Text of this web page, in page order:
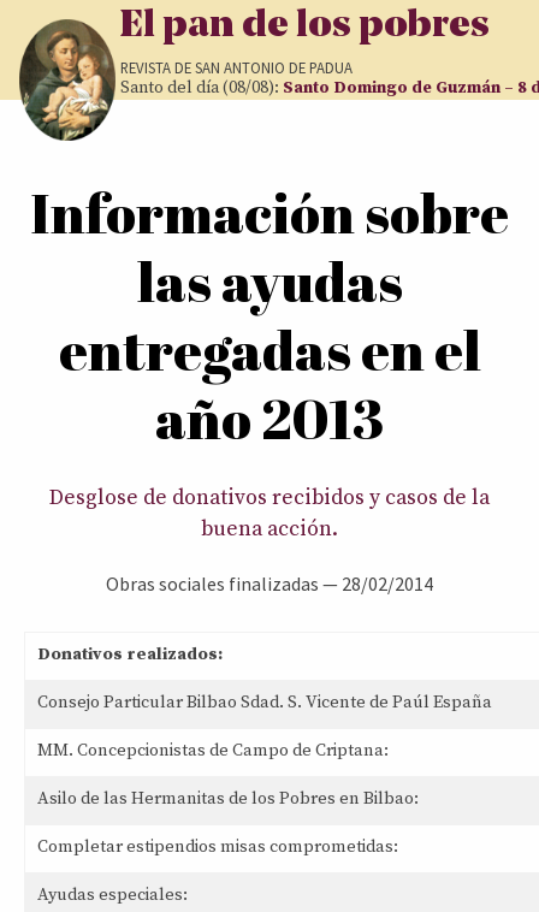
Pasar al contenido principal
El pan de los pobres
REVISTA DESAN ANTONIO DE PADUA
Santo del día (08/08): Santo Domingo de Guzmán – 8
Información sobre
las ayudas
entregadas en el
año 2013
Desglose de donativos recibidos y casos de la
buena acción.
Obras sociales finalizadas — 28/02/2014
Donativos realizados:
Consejo Particular Bilbao Sdad. S. Vicente de Paúl España
MM. Concepcionistas de Campo de Criptana:
Asilo de las Hermanitas de los Pobres en Bilbao:
Completar estipendios misas comprometidas:
Ayudas especiales: